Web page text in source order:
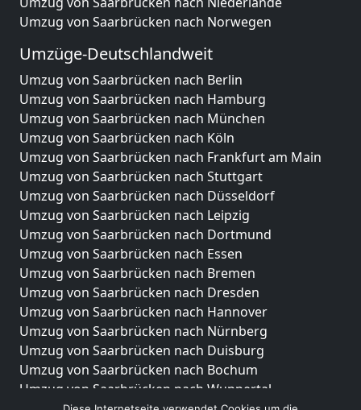
Umzug von Saarbrücken nach Norwegen
Umzüge-Deutschlandweit
Umzug von Saarbrücken nach Berlin
Umzug von Saarbrücken nach Hamburg
Umzug von Saarbrücken nach München
Umzug von Saarbrücken nach Köln
Umzug von Saarbrücken nach Frankfurt am Main
Umzug von Saarbrücken nach Stuttgart
Umzug von Saarbrücken nach Düsseldorf
Umzug von Saarbrücken nach Leipzig
Umzug von Saarbrücken nach Dortmund
Umzug von Saarbrücken nach Essen
Umzug von Saarbrücken nach Bremen
Umzug von Saarbrücken nach Dresden
Umzug von Saarbrücken nach Hannover
Umzug von Saarbrücken nach Nürnberg
Umzug von Saarbrücken nach Duisburg
Umzug von Saarbrücken nach Bochum
Umzug von Saarbrücken nach Wuppertal